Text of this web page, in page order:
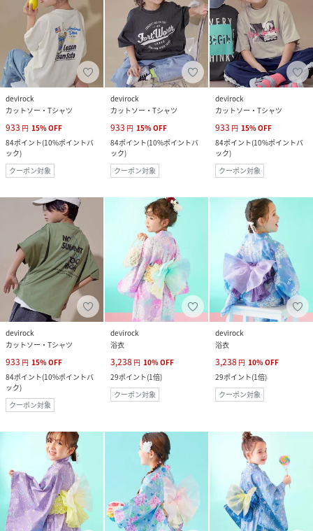
devirock
カットソー・Tシャツ
933 円 15%OFF
84ポイント(10%ポイントバ
ック)
クーポン対象
devirock
カットソー・Tシャツ
933 円 15%OFF
84ポイント(10%ポイントバ
ック)
クーポン対象
devirock
カットソー・Tシャツ
933 円 15%OFF
84ポイント(10%ポイントバ
ック)
クーポン対象
devirock
カットソー・Tシャツ
933 円 15%OFF
84ポイント(10%ポイントバ
ック)
クーポン対象
devirock
浴衣
3,238 円 10%OFF
29ポイント(1倍)
クーポン対象
devirock
浴衣
3,238 円 10%OFF
29ポイント(1倍)
クーポン対象